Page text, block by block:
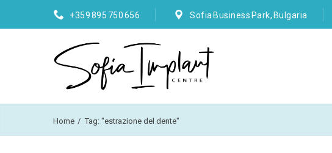
+359 895 750 656 Sofia Business Park, Bulgaria
Home Tag: "estrazione del dente"